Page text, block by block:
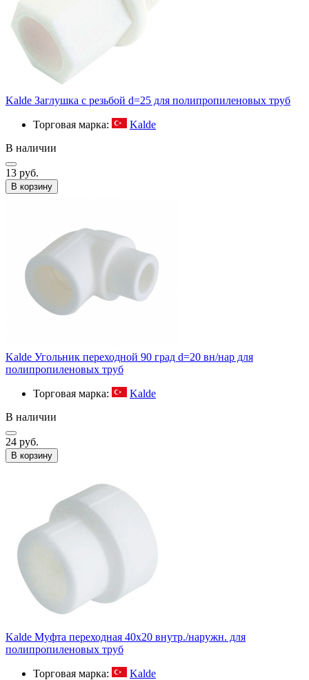
Kalde Заглушка с резьбой d=25 для полипропиленовых труб
Торговая марка:
Kalde
В наличии
13 руб.
В корзину
Kalde Угольник переходной 90 град d=20 вн/нар для
полипропиленовых труб
Торговая марка:
Kalde
В наличии
24 руб.
В корзину
Kalde Муфта переходная 40х20 внутр./наружн. для
полипропиленовых труб
Торговая марка:
Kalde